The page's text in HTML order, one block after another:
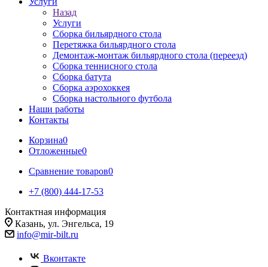
Назад
Услуги
Сборка бильярдного стола
Перетяжка бильярдного стола
Демонтаж-монтаж бильярдного стола (переезд)
Сборка теннисного стола
Сборка батута
Сборка аэрохоккея
Сборка настольного футбола
Наши работы
Контакты
Корзина0
Отложенные0
Сравнение товаров0
+7 (800) 444-17-53
Контактная информация
Казань, ул. Энгельса, 19
info@mir-bilt.ru
Вконтакте